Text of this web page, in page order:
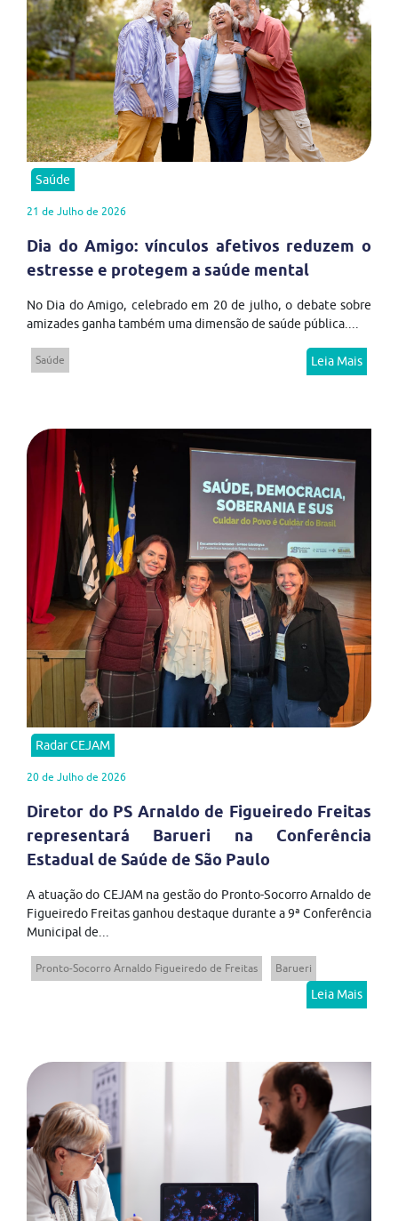
Saúde
21 de Julho de 2026
Dia do Amigo: vínculos afetivos reduzem o
estresse e protegem a saúde mental
No Dia do Amigo, celebrado em 20 de julho, o debate sobre
amizades ganha também uma dimensão de saúde pública....
Saúde Leia Mais
Radar CEJAM
20 de Julho de 2026
Diretor do PS Arnaldo de Figueiredo Freitas
representará Barueri na Conferência
Estadual de Saúde de São Paulo
A atuação do CEJAM na gestão do Pronto-Socorro Arnaldo de
Figueiredo Freitas ganhou destaque durante a 9ª Conferência
Municipal de...
Pronto-Socorro Arnaldo Figueiredo de Freitas Barueri
Leia Mais